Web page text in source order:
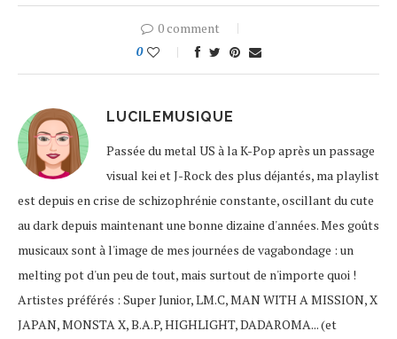
0 comment
0
LUCILEMUSIQUE
Passée du metal US à la K-Pop après un passage
visual kei et J-Rock des plus déjantés, ma playlist
est depuis en crise de schizophrénie constante, oscillant du cute
au dark depuis maintenant une bonne dizaine d'années. Mes goûts
musicaux sont à l'image de mes journées de vagabondage : un
melting pot d'un peu de tout, mais surtout de n'importe quoi !
Artistes préférés : Super Junior, LM.C, MAN WITH A MISSION, X
JAPAN, MONSTA X, B.A.P, HIGHLIGHT, DADAROMA... (et